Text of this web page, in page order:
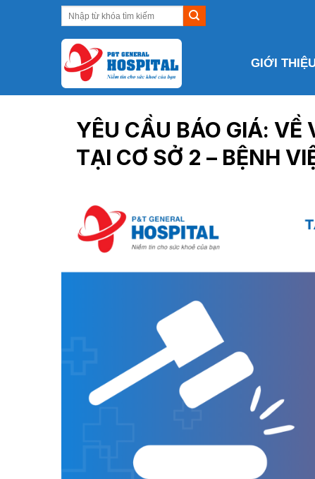
GIỚI
YÊU CẦU BÁO GIÁ: VỀ
TẠI CƠ SỞ 2 – BỆNH